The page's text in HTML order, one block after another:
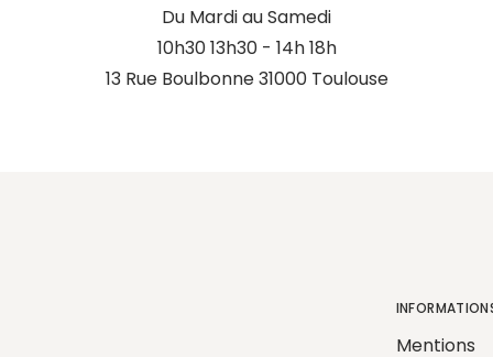
Du Mardi au Samedi
10h30 13h30 - 14h 18h
13 Rue Boulbonne 31000 Toulouse
Mentions